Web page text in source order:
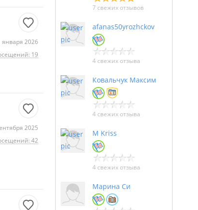
2026
19
2025
42
7 свежих отзывов
afanas50yrozhckov
4 свежих отзыва
Ковальчук Максим
4 свежих отзыва
M Kriss
4 свежих отзыва
Марина Си